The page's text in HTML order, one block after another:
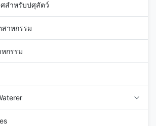
สำหรับปศุสัตว์
าหกรรม
กรรม